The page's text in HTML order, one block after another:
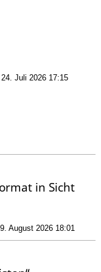
Juli 2026 17:15
in Sicht
August 2026 18:01